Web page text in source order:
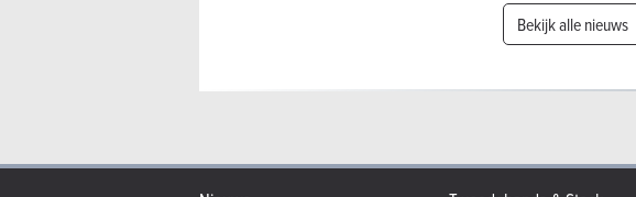
Bekijk alle nieuws